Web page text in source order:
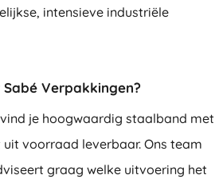
intensieve industriële
Verpakkingen?
je hoogwaardig staalband met
voorraad leverbaar. Ons team
graag welke uitvoering het